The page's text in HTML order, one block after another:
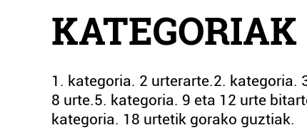
KATEGORIAK
1. kategoria. 2 urterarte.2. kategoria.
8 urte.5. kategoria. 9 eta 12 urte
kategoria. 18 urtetik gorako guztiak.